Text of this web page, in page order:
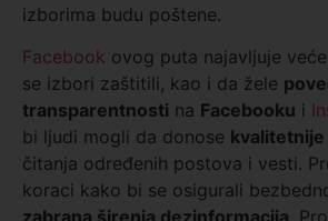
izborima budu poštene.
Facebook ovog puta najavljuje
se izbori zaštitili, kao i da žele
transparentnosti na Facebooku i
bi ljudi mogli da donose
čitanja određenih postova i vesti.
koraci kako bi se osigurali
zabrana širenja dezinformacija.